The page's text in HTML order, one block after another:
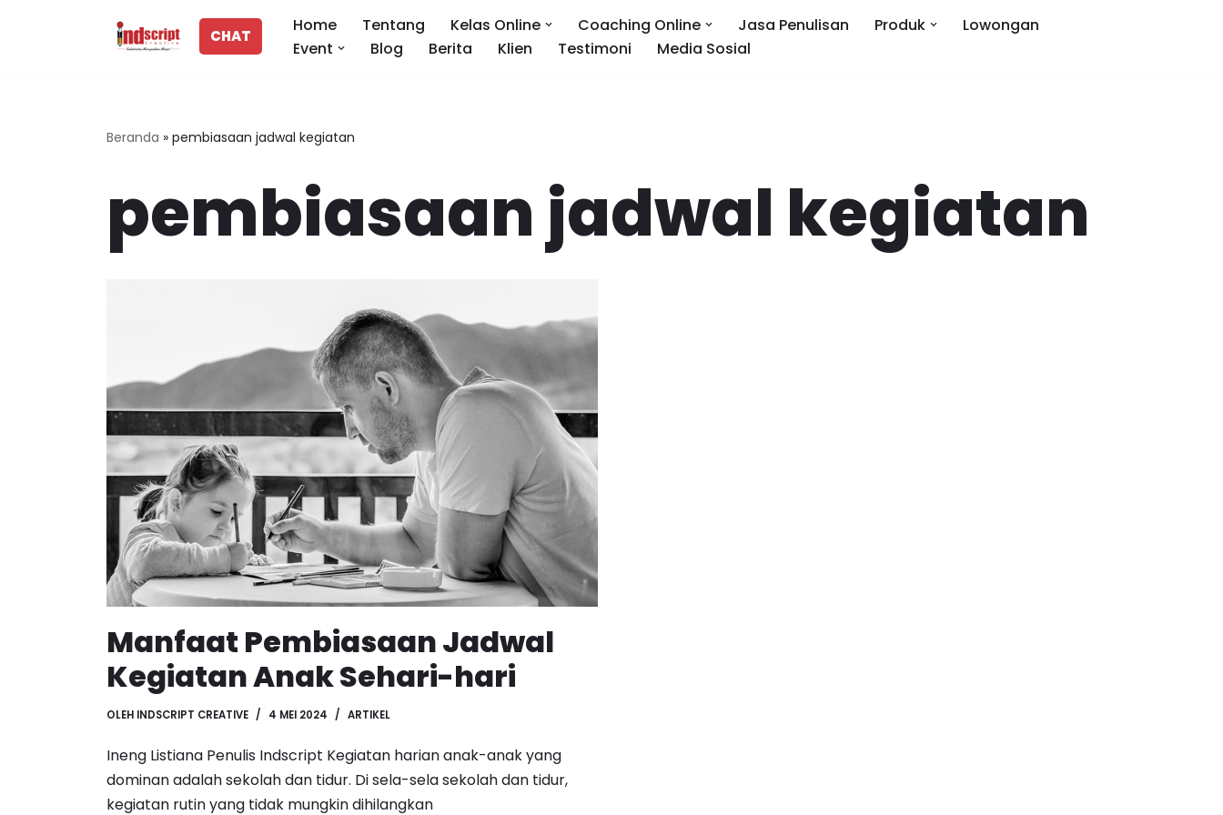
CHAT
Home Tentang Kelas Online Coaching Online Jasa Penulisan Produk
Lowongan
Event
Blog Berita Klien Testimoni Media Sosial
Beranda » pembiasaan jadwal kegiatan
pembiasaan jadwal kegiatan
Manfaat Pembiasaan Jadwal
Kegiatan Anak Sehari-hari
OLEH INDSCRIPT CREATIVE 4 MEI 2024 ARTIKEL
Ineng Listiana Penulis Indscript Kegiatan harian anak-anak yang
dominan adalah sekolah dan tidur. Di sela-sela sekolah dan tidur,
kegiatan rutin yang tidak mungkin dihilangkan